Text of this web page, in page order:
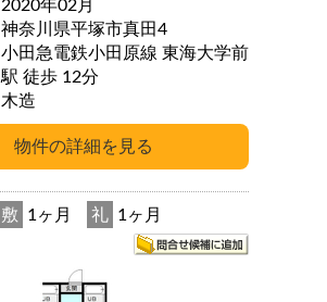
2020年02月
神奈川県平塚市真田4
小田急電鉄小田原線 東海大学前
駅 徒歩 12分
木造
敷 1ヶ月 礼 1ヶ月